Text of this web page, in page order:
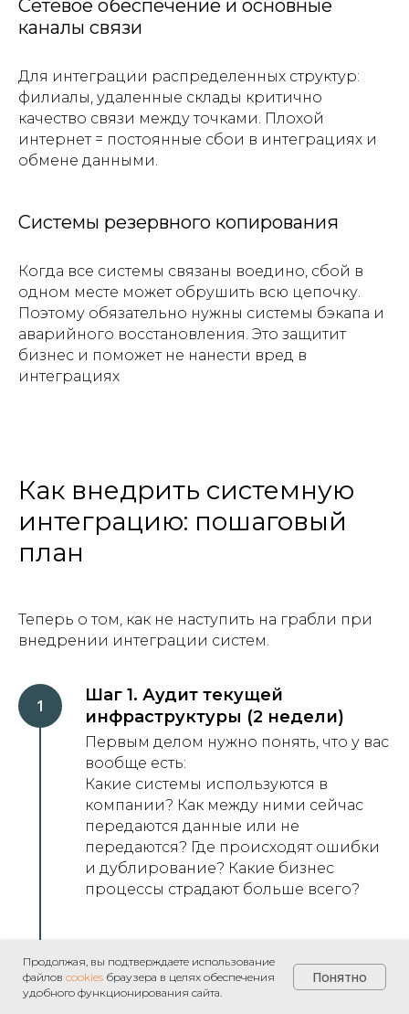
Сетевое обеспечение и основные
каналы связи
Для интеграции распределенных структур:
филиалы, удаленные склады критично
качество связи между точками. Плохой
интернет = постоянные сбои в интеграциях и
обмене данными.
Системы резервного копирования
Когда все системы связаны воедино, сбой в
одном месте может обрушить всю цепочку.
Поэтому обязательно нужны системы бэкапа и
аварийного восстановления. Это защитит
бизнес и поможет не нанести вред в
интеграциях
Как внедрить системную
интеграцию: пошаговый
план
Теперь о том, как не наступить на грабли при
внедрении интеграции систем.
Шаг 1. Аудит текущей
инфраструктуры (2 недели)
Первым делом нужно понять, что у вас
вообще есть:
Какие системы используются в
компании? Как между ними сейчас
передаются данные или не
передаются? Где происходят ошибки
и дублирование? Какие бизнес
процессы страдают больше всего?
Шаг 2. Определение
приоритетов интеграции (1
неделя)
Продолжая, вы подтверждаете использование
файлов cookies браузера в целях обеспечения
удобного функционирования сайта.
Понятно